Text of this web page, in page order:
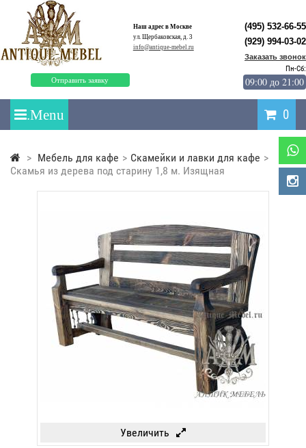
Наш адрес в Москве
ул. Щербаковская, д. 3
info@antique-mebel.ru
Отправить заявку
(495) 532-66-55
(929) 994-03-02
Заказать звонок
Пн-Сб:
09:00 до 21:00
0
> Мебель для кафе > Скамейки и лавки для кафе >
Скамья из дерева под старину 1,8 м. Изящная
Увеличить